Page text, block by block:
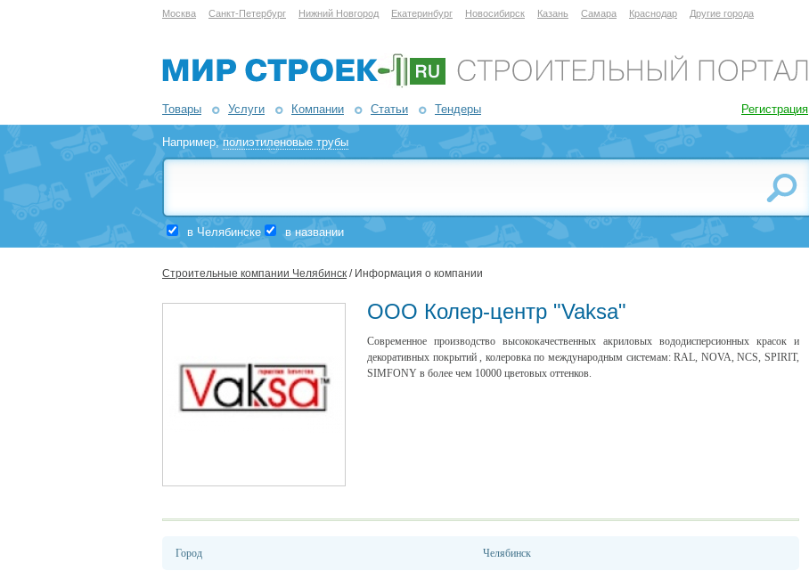
Москва Санкт-Петербург Нижний Новгород Екатеринбург Новосибирск Казань Самара Краснодар Другие города
Товары Услуги Компании Статьи Тендеры Регистрация
Например,полиэтиленовые трубы
в Челябинске в названии
Строительные компании Челябинск / Информация о компании
ООО Колер-центр "Vaksa"
Современное производство высококачественных акриловых вододисперсионных красок и
декоративных покрытий , колеровка по международным системам: RAL, NOVA, NCS, SPIRIT,
SIMFONY в более чем 10000 цветовых оттенков.
Город Челябинск